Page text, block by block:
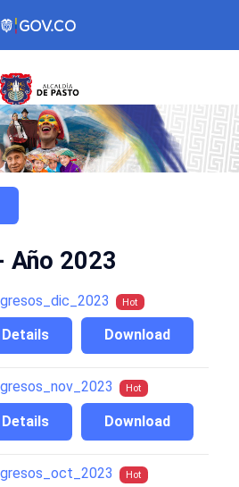
Año 2023
Hot
Download
Details
Hot
Download
Details
Hot